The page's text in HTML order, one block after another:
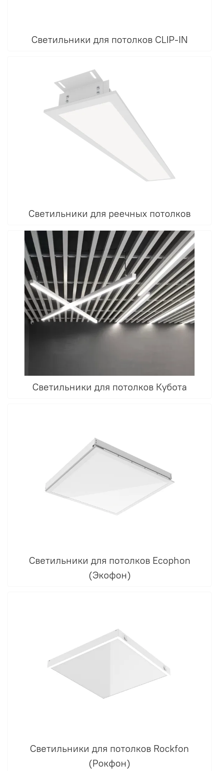
Светильники для потолков CLIP-IN
Светильники для реечных потолков
Светильники для потолков Кубота
Светильники для потолков Ecophon
(Экофон)
Светильники для потолков Rockfon
(Рокфон)